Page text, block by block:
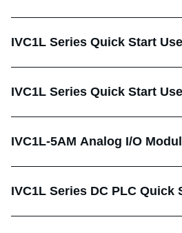
IVC1L Series Quick Start
IVC1L Series Quick Start
IVC1L-5AM Analog I/O
IVC1L Series DC PLC Quick